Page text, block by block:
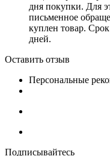
дня покупки. Для
письменное
куплен товар.
дней.
Оставить отзыв
Персональные
Подписывайтесь